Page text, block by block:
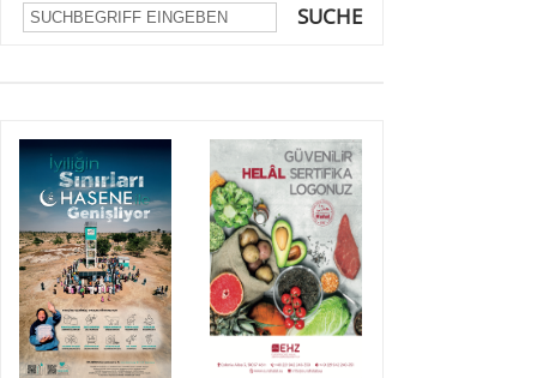
SUCHE